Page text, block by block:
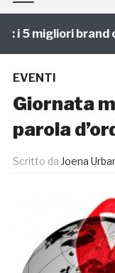
5 migliori brand
EVENTI
Giornata
parola
Scritto da Joena